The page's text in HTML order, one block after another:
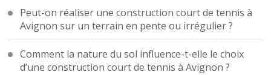
Peut-on réaliser une construction court de tennis à
Avignon sur un terrain en pente ou irrégulier ?
Comment la nature du sol influence-t-elle le choix
d’une construction court de tennis à Avignon ?